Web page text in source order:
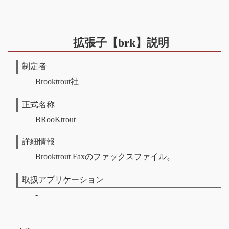
拡張子【brk】説明
制定者
Brooktrout社
正式名称
BRooKtrout
詳細情報
Brooktrout Faxのファックスファイル。
取扱アプリケーション
-